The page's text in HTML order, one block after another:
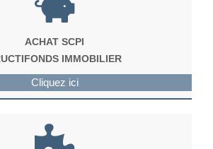
ACHAT SCPI
IMMOBILIER
Cliquez ici